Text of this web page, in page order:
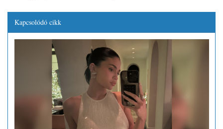
Kapcsolódó cikk